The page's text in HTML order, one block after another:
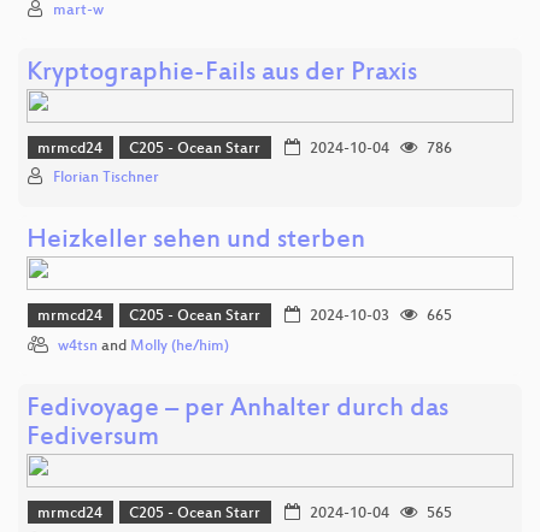
mart-w
Kryptographie-Fails aus der Praxis
mrmcd24 C205 - Ocean Starr 2024-10-04
786
Florian Tischner
Heizkeller sehen und sterben
mrmcd24 C205 - Ocean Starr 2024-10-03
665
w4tsn and Molly (he/him)
Fedivoyage – per Anhalter durch das
Fediversum
mrmcd24 C205 - Ocean Starr 2024-10-04
565